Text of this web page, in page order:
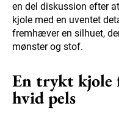
en del diskussion efter
kjole med en uventet
fremhæver en silhuet,
mønster og stof.
En trykt kjole
hvid pels